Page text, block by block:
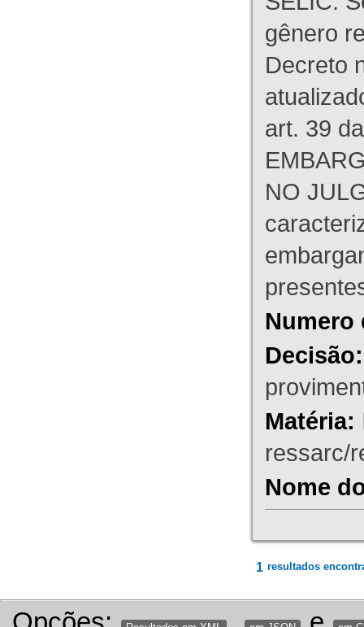
gênero
Decreto
art. 39
NO
Numero
Decisão:
Matéria:
ressarc/
Nome
1 resultados